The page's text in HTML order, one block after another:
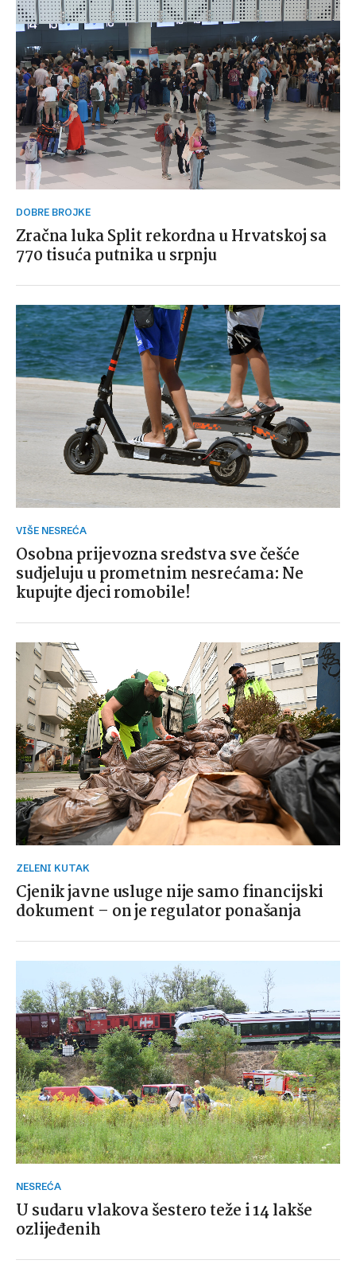
DOBRE BROJKE
Zračna luka Split rekordna u Hrvatskoj sa
770 tisuća putnika u srpnju
VIŠE NESREĆA
Osobna prijevozna sredstva sve češće
sudjeluju u prometnim nesrećama: Ne
kupujte djeci romobile!
ZELENI KUTAK
Cjenik javne usluge nije samo financijski
dokument – on je regulator ponašanja
NESREĆA
U sudaru vlakova šestero teže i 14 lakše
ozlijeđenih